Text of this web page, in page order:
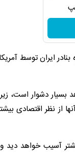
ایران توسط
دشوار است،
از نظر اقتصادی
آسیب خواهد دید